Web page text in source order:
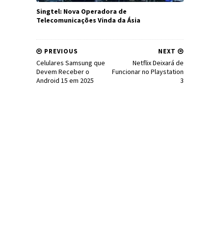
Singtel: Nova Operadora de
Telecomunicações Vinda da Ásia
NEXT
Netflix Deixará de
Funcionar no Playstation
3
PREVIOUS
Celulares Samsung que
Devem Receber o
Android 15 em 2025